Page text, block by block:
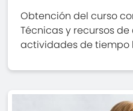
Obtención del curso
Técnicas y recursos
actividades de tiempo